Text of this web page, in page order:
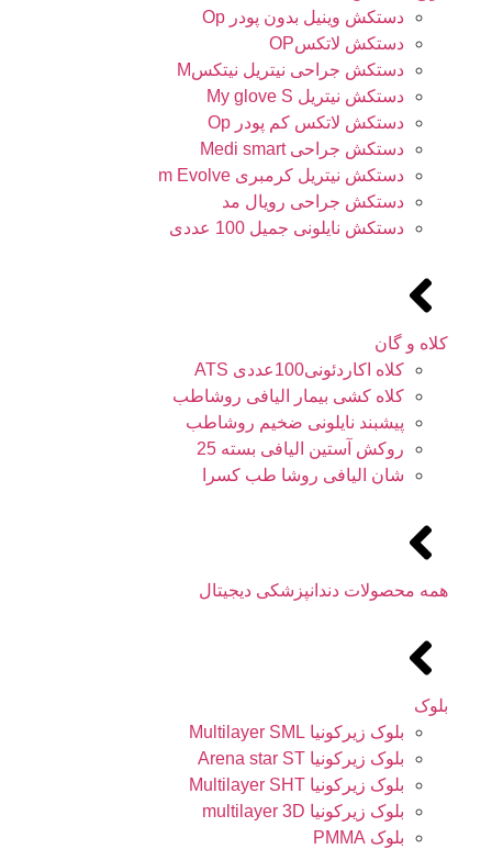
دستکش وینیل بدون پودر Op
دستکش لاتکسOP
دستکش جراحی نیتریل نیتکسM
دستکش نیتریل My glove S
دستکش لاتکس کم پودر Op
دستکش جراحی Medi smart
دستکش نیتریل کرمبری m Evolve
دستکش جراحی رویال مد
دستکش نایلونی جمیل 100 عددی
کلاه و گان
کلاه اکاردئونی100عددی ATS
کلاه کشی بیمار الیافی روشاطب
پیشبند نایلونی ضخیم روشاطب
روکش آستین الیافی بسته 25
شان الیافی روشا طب کسرا
همه محصولات دندانپزشکی دیجیتال
بلوک
بلوک زیرکونیا Multilayer SML
بلوک زیرکونیا Arena star ST
بلوک زیرکونیا Multilayer SHT
بلوک زیرکونیا multilayer 3D
بلوک PMMA